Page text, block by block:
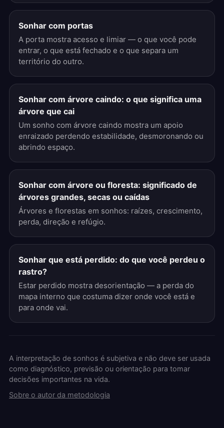
Sonhar com portas
A porta mostra acesso e limiar — o que você pode
entrar, o que está fechado e o que separa um
território do outro.
Sonhar com árvore caindo: o que significa uma
árvore que cai
Um sonho com árvore caindo mostra um apoio
enraizado perdendo estabilidade, desmoronando ou
abrindo espaço.
Sonhar com árvore ou floresta: significado de
árvores grandes, secas ou caídas
Árvores e florestas em sonhos: raízes, crescimento,
perda, direção e refúgio.
Sonhar que está perdido: do que você perdeu o
rastro?
Estar perdido mostra desorientação — a perda do
mapa interno que costuma dizer onde você está e
para onde vai.
A interpretação de sonhos é subjetiva e não deve ser usada
como diagnóstico, previsão ou orientação para tomar
decisões importantes na vida.
Sobre o autor da metodologia